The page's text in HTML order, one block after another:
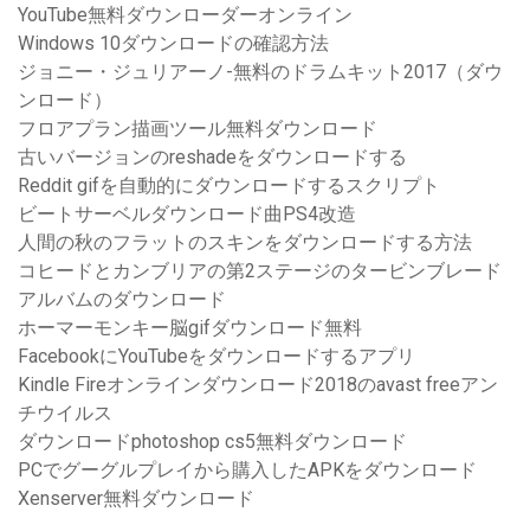
YouTube無料ダウンローダーオンライン
Windows 10ダウンロードの確認方法
ジョニー・ジュリアーノ-無料のドラムキット2017（ダウ
ンロード）
フロアプラン描画ツール無料ダウンロード
古いバージョンのreshadeをダウンロードする
Reddit gifを自動的にダウンロードするスクリプト
ビートサーベルダウンロード曲PS4改造
人間の秋のフラットのスキンをダウンロードする方法
コヒードとカンブリアの第2ステージのタービンブレード
アルバムのダウンロード
ホーマーモンキー脳gifダウンロード無料
FacebookにYouTubeをダウンロードするアプリ
Kindle Fireオンラインダウンロード2018のavast freeアン
チウイルス
ダウンロードphotoshop cs5無料ダウンロード
PCでグーグルプレイから購入したAPKをダウンロード
Xenserver無料ダウンロード